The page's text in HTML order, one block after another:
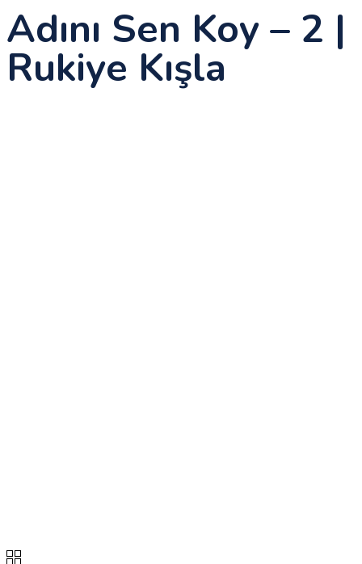
Adını Sen Koy – 2 |
Rukiye Kışla